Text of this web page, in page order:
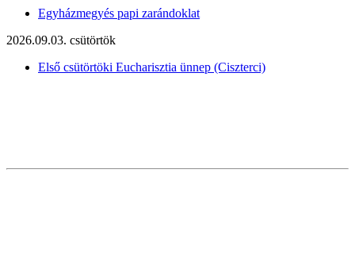
Egyházmegyés papi zarándoklat
2026.09.03. csütörtök
Első csütörtöki Eucharisztia ünnep (Ciszterci)